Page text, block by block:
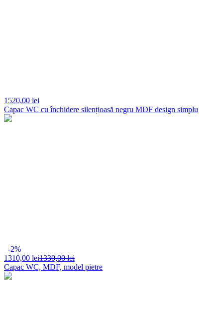
1520,00 lei
Capac WC cu închidere silențioasă negru MDF design simplu
-2%
1310,00 lei1330,00 lei
Capac WC, MDF, model pietre